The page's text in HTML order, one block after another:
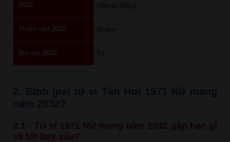
2032
(Mệnh Mộc)
Thiên can 2032 Nhâm
Địa chi 2032 Tý
2. Bình giải tử vi Tân Hợi 1971 Nữ mạng
năm 2032?
2.1 - Tử vi 1971 Nữ mạng năm 2032 gặp hạn gì
và tốt hay xấu?